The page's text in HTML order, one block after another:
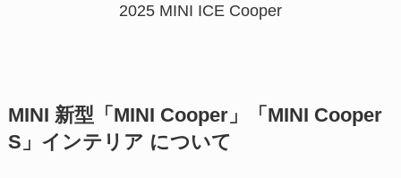
2025 MINI ICE Cooper
MINI 新型「MINI Cooper」「MINI Cooper
S」インテリア について